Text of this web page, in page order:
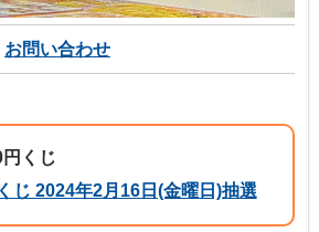
お問い合わせ
くじ
じ 2024年2月16日(金曜日)抽選